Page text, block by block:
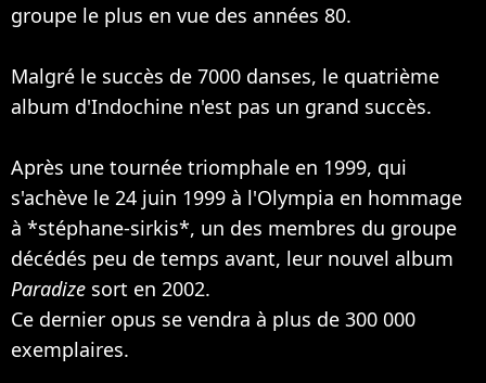
groupe le plus en vue des années 80.
Malgré le succès de 7000 danses, le quatrième
album d'Indochine n'est pas un grand succès.
Après une tournée triomphale en 1999, qui
s'achève le 24 juin 1999 à l'Olympia en hommage
à *stéphane-sirkis*, un des membres du groupe
décédés peu de temps avant, leur nouvel album
Paradize sort en 2002.
Ce dernier opus se vendra à plus de 300 000
exemplaires.